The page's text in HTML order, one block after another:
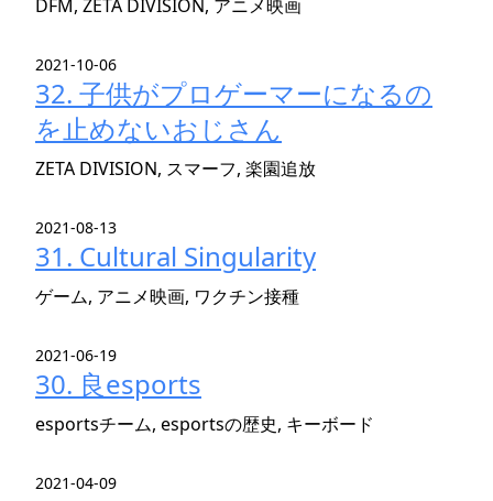
DFM, ZETA DIVISION, アニメ映画
2021-10-06
32. 子供がプロゲーマーになるの
を止めないおじさん
ZETA DIVISION, スマーフ, 楽園追放
2021-08-13
31. Cultural Singularity
ゲーム, アニメ映画, ワクチン接種
2021-06-19
30. 良esports
esportsチーム, esportsの歴史, キーボード
2021-04-09